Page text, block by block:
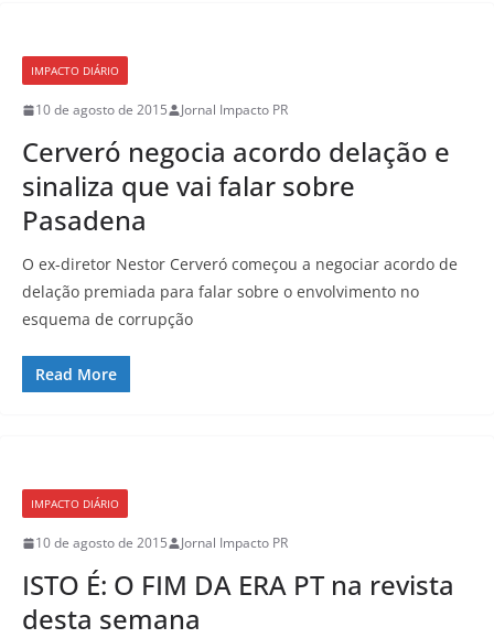
IMPACTO DIÁRIO
10 de agosto de 2015 Jornal Impacto PR
Cerveró negocia acordo delação e
sinaliza que vai falar sobre
Pasadena
O ex-diretor Nestor Cerveró começou a negociar acordo de
delação premiada para falar sobre o envolvimento no
esquema de corrupção
Read More
IMPACTO DIÁRIO
10 de agosto de 2015 Jornal Impacto PR
ISTO É: O FIM DA ERA PT na revista
desta semana